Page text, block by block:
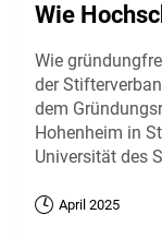
Wie
Wie
der
dem
Hohenheim in
Universität des
April 2025